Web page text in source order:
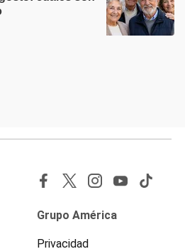
Grupo América
Privacidad